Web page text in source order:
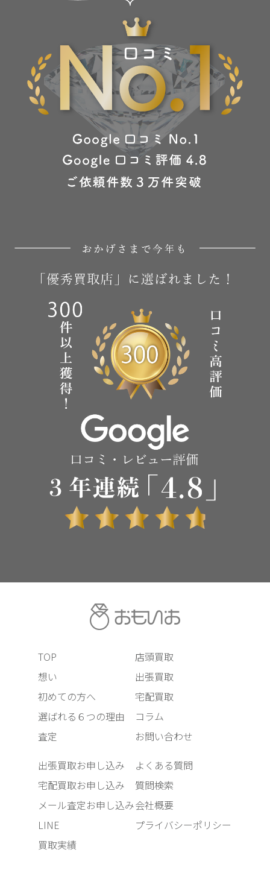
TOP
想い
初めての方へ
選ばれる６つの理由
査定
店頭買取
出張買取
宅配買取
コラム
お問い合わせ
出張買取お申し込み
宅配買取お申し込み
メール査定お申し込み
LINE
買取実績
よくある質問
質問検索
会社概要
プライバシーポリシー